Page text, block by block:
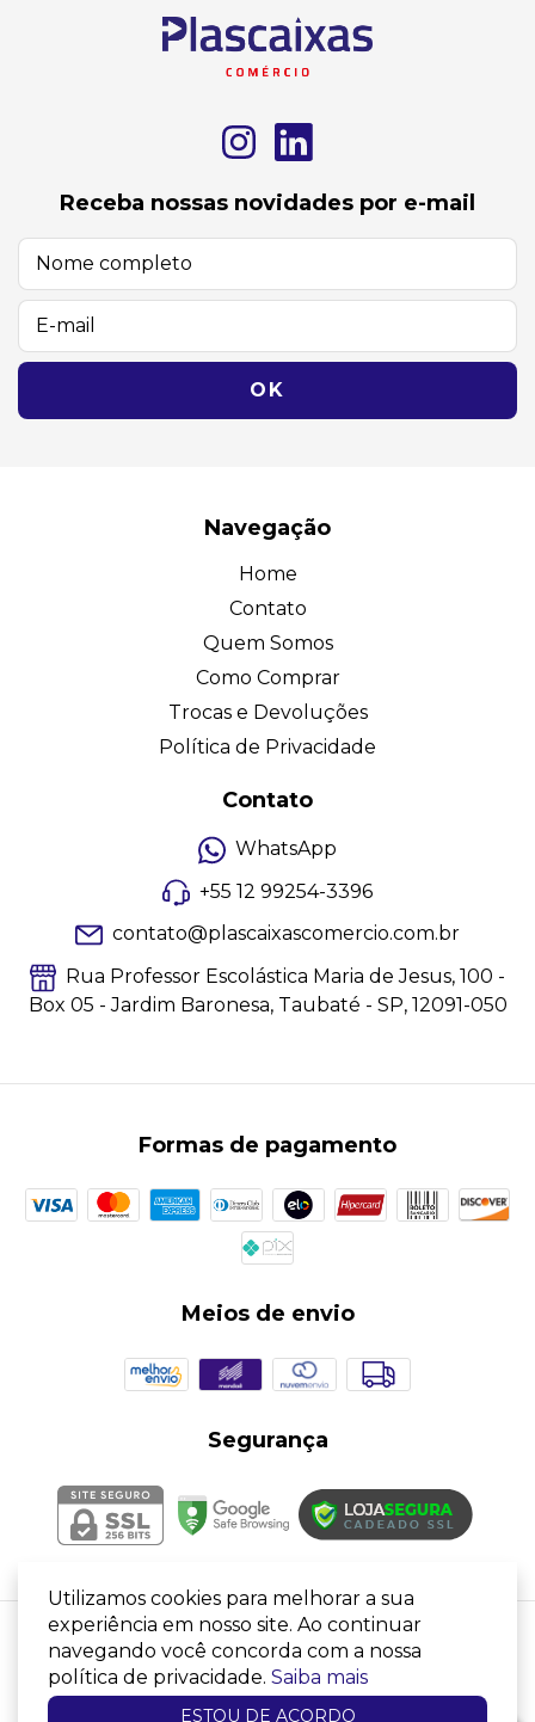
Receba nossas novidades por e-mail
Navegação
Home
Contato
Quem Somos
Como Comprar
Trocas e Devoluções
Política de Privacidade
Contato
WhatsApp
+55 12 99254-3396
contato@plascaixascomercio.com.br
Rua Professor Escolástica Maria de Jesus, 100 -
Box 05 - Jardim Baronesa, Taubaté - SP, 12091-050
Formas de pagamento
Meios de envio
Segurança
LIXEIRA 24 LTS C/ BALDE REMOVIVEL CINZA
Plascaixas Comercio
©2026. Plascaixas Comercio - 33931246000136. Todos os direitos reservados.
Utilizamos cookies para melhorar a sua
experiência em nosso site. Ao continuar
navegando você concorda com a nossa
política de privacidade. Saiba mais
ESTOU DE ACORDO